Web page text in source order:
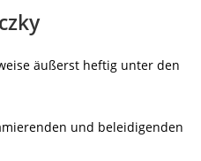
äußerst heftig unter den
und beleidigenden